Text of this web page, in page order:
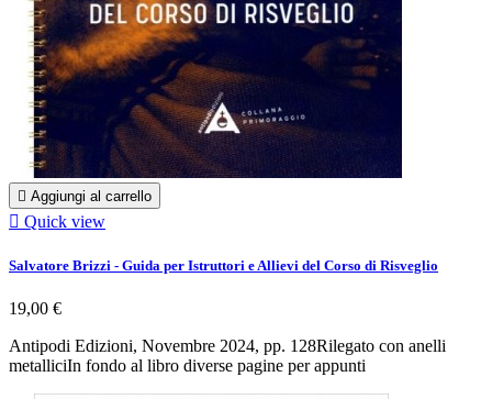
 Aggiungi al carrello
 Quick view
Salvatore Brizzi - Guida per Istruttori e Allievi del Corso di Risveglio
19,00 €
Antipodi Edizioni, Novembre 2024, pp. 128Rilegato con anelli
metalliciIn fondo al libro diverse pagine per appunti